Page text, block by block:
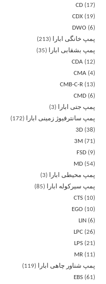
CD
17
CDX
19
DWO
6
پمپ خانگی ابارا
213
پمپ بشقابی ابارا
35
CDA
12
CMA 4
CMB-C-R
13
CMD 6
پمپ جتی ابارا
3
پمپ سانترفیوژ زمینی ابارا
172
3D 38
3M
71
FSD
9
MD
54
پمپ محیطی ابارا
3
پمپ سیرکوله ابارا
85
CTS
10
EGO
10
LIN
6
LPC 26
LPS 21
MR
11
پمپ شناور چاهی ابارا
119
EBS 61